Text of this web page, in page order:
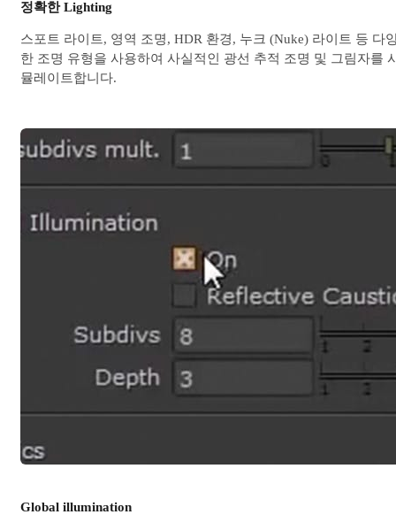
정확한 Lighting
스포트 라이트, 영역 조명, HDR 환경, 누크 (Nuke) 라이트 등 다
한 조명 유형을 사용하여 사실적인 광선 추적 조명 및 그림자를
뮬레이트합니다.
Global illumination